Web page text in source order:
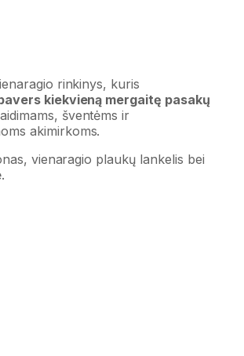
rinkinys, kuris
kiekvieną mergaitę pasakų
šventėms ir
akimirkoms.
vienaragio plaukų lankelis bei